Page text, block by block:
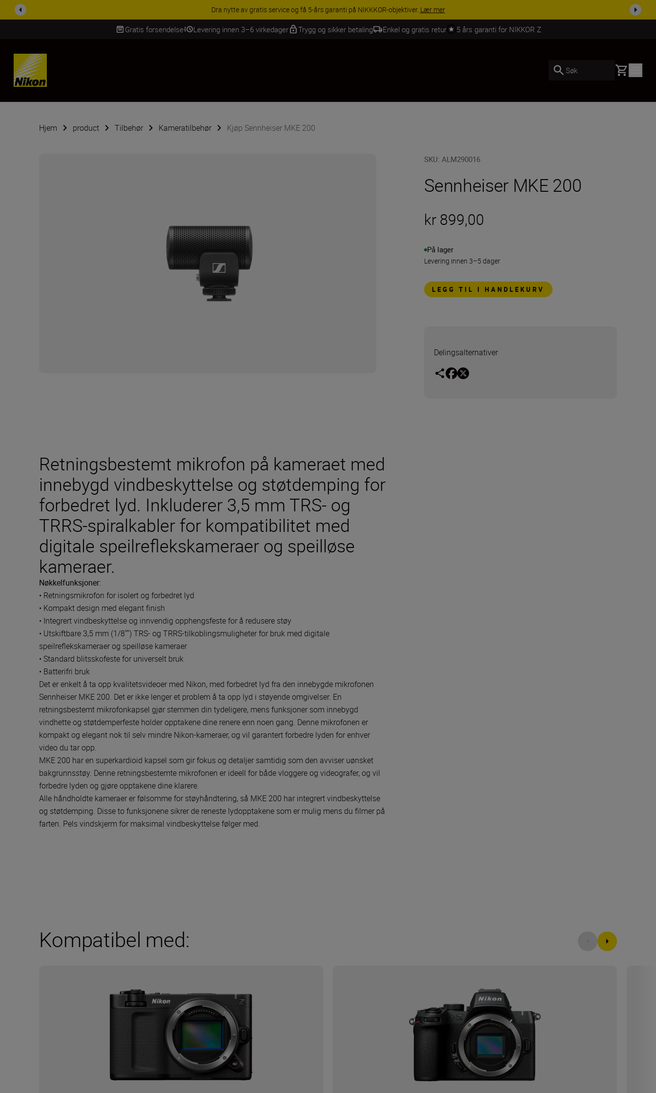
ACCESSORY SAVINGS | Få 15 % rabatt på utvalgt tilbehør, gjør fotoutstyret komplett i dag.
Gratis forsendelse Levering innen 3–6 virkedager Trygg og sikker betaling Enkel og gratis retur 5 års garanti for NIKKOR Z
Skip Content
Søk Basket
Hjem product Tilbehør Kameratilbehør Kjøp Sennheiser MKE 200
SKU:ALM290016
Sennheiser MKE 200
kr 899,00
På lager
Levering innen 3–5 dager
LEGG TIL I HANDLEKURV
Delingsalternativer
Retningsbestemt mikrofon på kameraet med
innebygd vindbeskyttelse og støtdemping for
forbedret lyd. Inkluderer 3,5 mm TRS- og
TRRS-spiralkabler for kompatibilitet med
digitale speilreflekskameraer og speilløse
kameraer.
Nøkkelfunksjoner:
• Retningsmikrofon for isolert og forbedret lyd
• Kompakt design med elegant finish
• Integrert vindbeskyttelse og innvendig opphengsfeste for å redusere støy
• Utskiftbare 3,5 mm (1/8"") TRS- og TRRS-tilkoblingsmuligheter for bruk med digitale
speilreflekskameraer og speilløse kameraer
• Standard blitsskofeste for universelt bruk
• Batterifri bruk
Det er enkelt å ta opp kvalitetsvideoer med Nikon, med forbedret lyd fra den innebygde mikrofonen
Sennheiser MKE 200. Det er ikke lenger et problem å ta opp lyd i støyende omgivelser. En
retningsbestemt mikrofonkapsel gjør stemmen din tydeligere, mens funksjoner som innebygd
vindhette og støtdemperfeste holder opptakene dine renere enn noen gang. Denne mikrofonen er
kompakt og elegant nok til selv mindre Nikon-kameraer, og vil garantert forbedre lyden for enhver
video du tar opp.
MKE 200 har en superkardioid kapsel som gir fokus og detaljer samtidig som den avviser uønsket
bakgrunnsstøy. Denne retningsbestemte mikrofonen er ideell for både vloggere og videografer, og vil
forbedre lyden og gjøre opptakene dine klarere.
Alle håndholdte kameraer er følsomme for støyhåndtering, så MKE 200 har integrert vindbeskyttelse
og støtdemping. Disse to funksjonene sikrer de reneste lydopptakene som er mulig mens du filmer på
farten. Pels vindskjerm for maksimal vindbeskyttelse følger med.
Kompatibel med: